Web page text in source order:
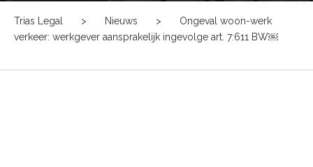
Trias Legal > Nieuws >
Ongeval woon-werk
verkeer: werkgever aansprakelijk ingevolge art. 7:611 BW￼